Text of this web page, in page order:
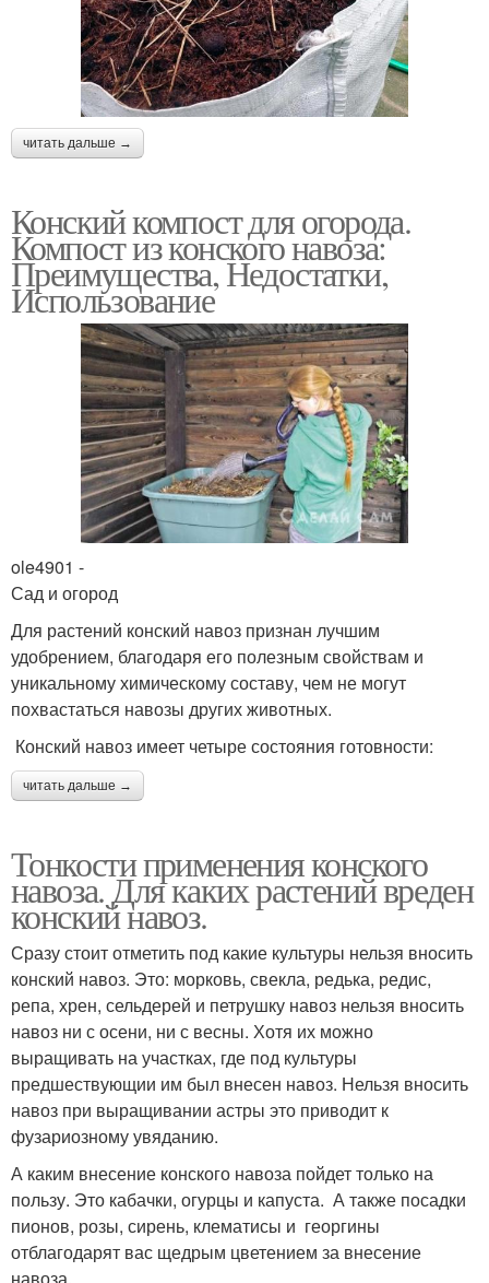
читать дальше →
Конский компост для огорода.
Компост из конского навоза:
Преимущества, Недостатки,
Использование
ole4901 -
Сад и огород
Для растений конский навоз признан лучшим
удобрением, благодаря его полезным свойствам и
уникальному химическому составу, чем не могут
похвастаться навозы других животных.
Конский навоз имеет четыре состояния готовности:
читать дальше →
Тонкости применения конского
навоза. Для каких растений вреден
конский навоз.
Сразу стоит отметить под какие культуры нельзя вносить
конский навоз. Это: морковь, свекла, редька, редис,
репа, хрен, сельдерей и петрушку навоз нельзя вносить
навоз ни с осени, ни с весны. Хотя их можно
выращивать на участках, где под культуры
предшествующии им был внесен навоз. Нельзя вносить
навоз при выращивании астры это приводит к
фузариозному увяданию.
А каким внесение конского навоза пойдет только на
пользу. Это кабачки, огурцы и капуста. А также посадки
пионов, розы, сирень, клематисы и георгины
отблагодарят вас щедрым цветением за внесение
навоза.